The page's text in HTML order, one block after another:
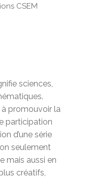
CSEM
sciences,
promouvoir la
participation
d’une série
seulement
mais aussi en
créatifs,